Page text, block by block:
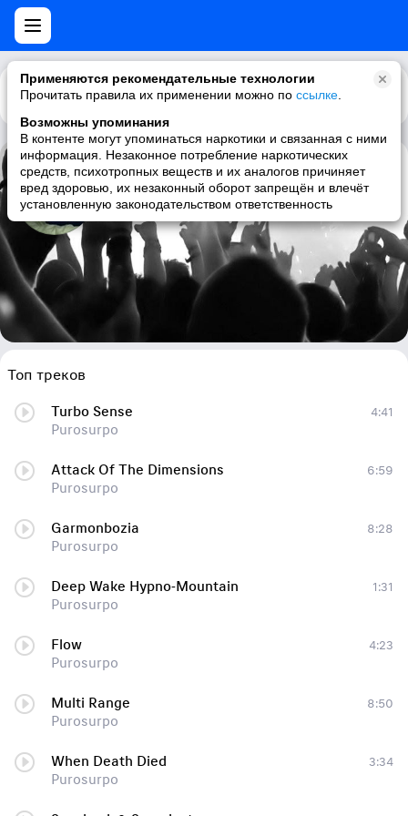
Применяются рекомендательные технологии
Прочитать правила их применении можно по ссылке
Возможны упоминания
В контенте могут упоминаться наркотики и связанная с ними
информация. Незаконное потребление наркотических
средств, психотропных веществ и их аналогов причиняет
вред здоровью, их незаконный оборот запрещён и влечёт
установленную законодательством ответственность
Каталог Рекомендации
Purosurpo
psytrance, dark psytrance, forestpsy
Топ треков
Turbo Sense
Purosurpo
4:41
Attack Of The Dimensions
Purosurpo
6:59
Garmonbozia
Purosurpo
8:28
Deep Wake Hypno-Mountain
Purosurpo
1:31
Flow
Purosurpo
4:23
Multi Range
Purosurpo
8:50
When Death Died
Purosurpo
3:34